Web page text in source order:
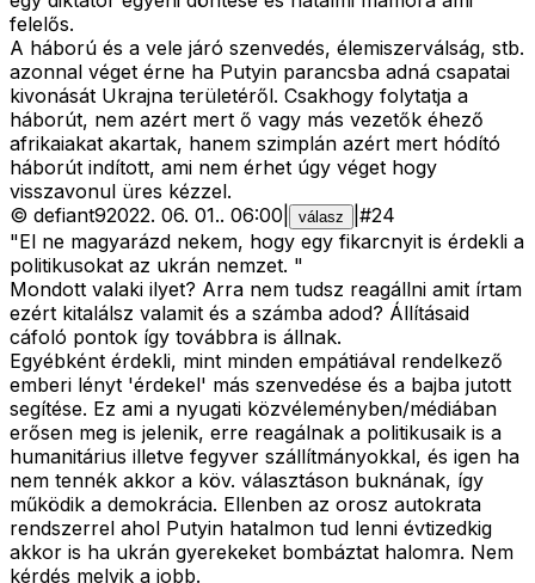
felelős.
A háború és a vele járó szenvedés, élemiszerválság, stb.
azonnal véget érne ha Putyin parancsba adná csapatai
kivonását Ukrajna területéről. Csakhogy folytatja a
háborút, nem azért mert ő vagy más vezetők éhező
afrikaiakat akartak, hanem szimplán azért mert hódító
háborút indított, ami nem érhet úgy véget hogy
visszavonul üres kézzel.
© defiant92022. 06. 01.. 06:00 válasz #24
"El ne magyarázd nekem, hogy egy fikarcnyit is érdekli a
politikusokat az ukrán nemzet. "
Mondott valaki ilyet? Arra nem tudsz reagállni amit írtam
ezért kitalálsz valamit és a számba adod? Állításaid
cáfoló pontok így továbbra is állnak.
Egyébként érdekli, mint minden empátiával rendelkező
emberi lényt 'érdekel' más szenvedése és a bajba jutott
segítése. Ez ami a nyugati közvéleményben/médiában
erősen meg is jelenik, erre reagálnak a politikusaik is a
humanitárius illetve fegyver szállítmányokkal, és igen ha
nem tennék akkor a köv. választáson buknának, így
működik a demokrácia. Ellenben az orosz autokrata
rendszerrel ahol Putyin hatalmon tud lenni évtizedkig
akkor is ha ukrán gyerekeket bombáztat halomra. Nem
kérdés melyik a jobb.